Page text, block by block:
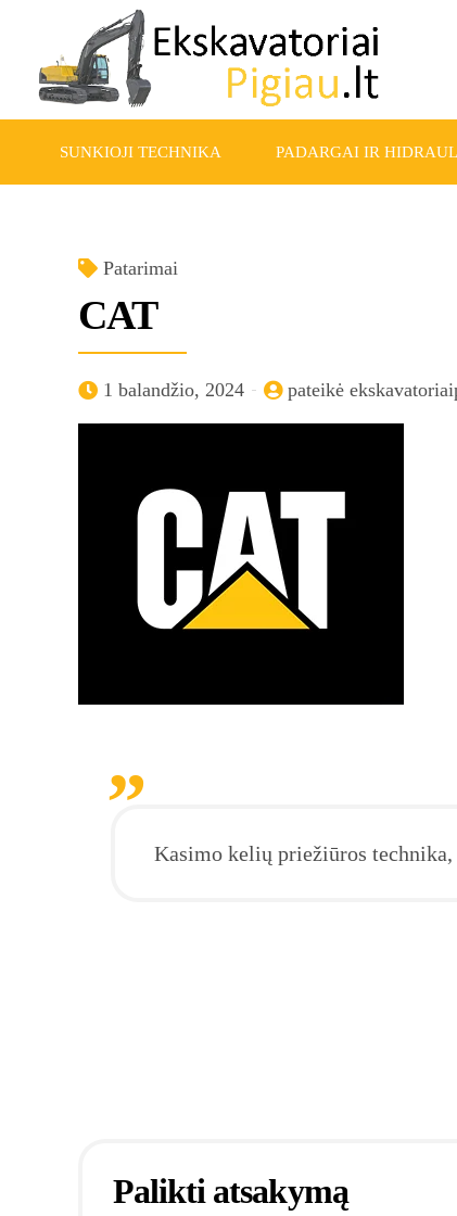
SUNKIOJI TECHNIKA PADARGAI IR
Patarimai
CAT
1 balandžio, 2024 pateikė
Kasimo kelių priežiūros
Palikti atsakymą